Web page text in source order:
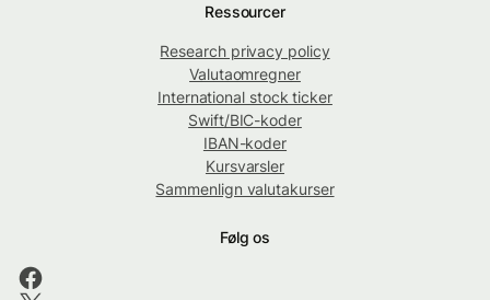
Ressourcer
Research privacy policy
Valutaomregner
International stock ticker
Swift/BIC-koder
IBAN-koder
Kursvarsler
Sammenlign valutakurser
Følg os